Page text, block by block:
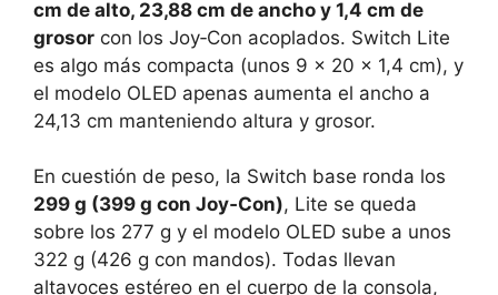
cm de alto, 23,88 cm de ancho y 1,4 cm de
grosor con los Joy‑Con acoplados. Switch Lite
es algo más compacta (unos 9 x 20 x 1,4 cm), y
el modelo OLED apenas aumenta el ancho a
24,13 cm manteniendo altura y grosor.
En cuestión de peso, la Switch base ronda los
299 g (399 g con Joy‑Con), Lite se queda
sobre los 277 g y el modelo OLED sube a unos
322 g (426 g con mandos). Todas llevan
altavoces estéreo en el cuerpo de la consola,